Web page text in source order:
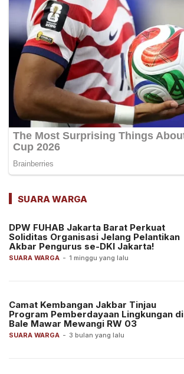
SUARA WARGA
SUARA WARGA - 1 minggu yang lalu
DPW FUHAB Jakarta Barat Perkuat
Soliditas Organisasi Jelang Pelantikan
Akbar Pengurus se-DKI Jakarta!
SUARA WARGA - 3 bulan yang lalu
Camat Kembangan Jakbar Tinjau
Program Pemberdayaan Lingkungan di
Bale Mawar Mewangi RW 03